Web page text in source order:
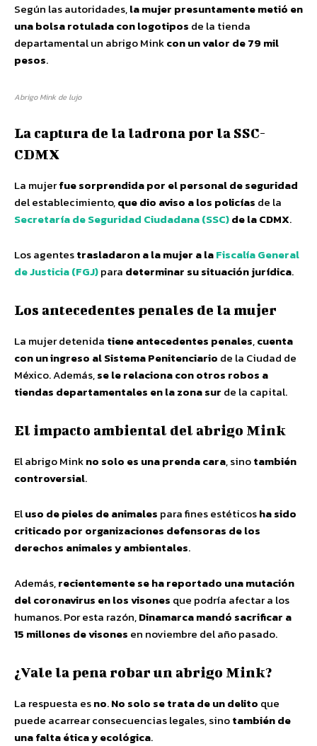
Según las autoridades,la mujer presuntamente metió en
una bolsa rotulada con logotipos de la tienda
departamental un abrigo Minkcon un valor de 79 mil
pesos.
Abrigo Mink de lujo
La captura de la ladrona por la SSC-
CDMX
La mujerfue sorprendida por el personal de seguridad
del establecimiento,que dio aviso a los policías de la
Secretaría de Seguridad Ciudadana (SSC)de la CDMX.
Los agentestrasladaron a la mujer a laFiscalía General
de Justicia (FGJ)para determinar su situación jurídica.
Los antecedentes penales de la mujer
La mujer detenida tiene antecedentes penales,cuenta
con un ingreso al Sistema Penitenciario de la Ciudad de
México. Además,se le relaciona con otros robos a
tiendas departamentales en la zona sur de la capital.
El impacto ambiental del abrigo Mink
El abrigo Minkno solo es una prenda cara, sinotambién
controversial.
Eluso de pieles de animales para fines estéticosha sido
criticado por organizaciones defensoras de los
derechos animales y ambientales.
Además,recientemente se ha reportado una mutación
del coronavirus en los visones que podría afectar a los
humanos. Por esta razón,Dinamarca mandó sacrificar a
15 millones de visones en noviembre del año pasado.
¿Vale la pena robar un abrigo Mink?
La respuesta esno.No solo se trata de un delito que
puede acarrear consecuencias legales, sinotambién de
una falta ética y ecológica.